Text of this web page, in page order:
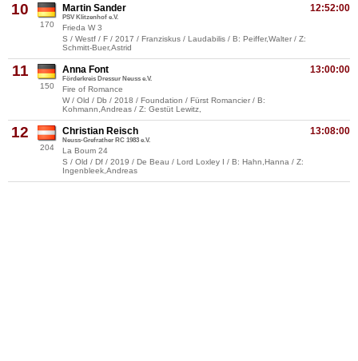
10
170
12:52:00
Martin Sander
PSV Klitzenhof e.V.
Frieda W 3
S / Westf / F / 2017 / Franziskus / Laudabilis / B: Peiffer,Walter / Z:
Schmitt-Buer,Astrid
11
150
13:00:00
Anna Font
Förderkreis Dressur Neuss e.V.
Fire of Romance
W / Old / Db / 2018 / Foundation / Fürst Romancier / B:
Kohmann,Andreas / Z: Gestüt Lewitz,
12
204
13:08:00
Christian Reisch
Neuss-Grefrather RC 1983 e.V.
La Boum 24
S / Old / Df / 2019 / De Beau / Lord Loxley I / B: Hahn,Hanna / Z:
Ingenbleek,Andreas